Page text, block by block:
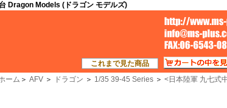
Dragon Models (ドラゴン モデルズ)
ーム ＞ AFV ＞ ドラゴン ＞ 1/35 39-45 Series ＞ <日本陸軍 九七式
これまで見た商品